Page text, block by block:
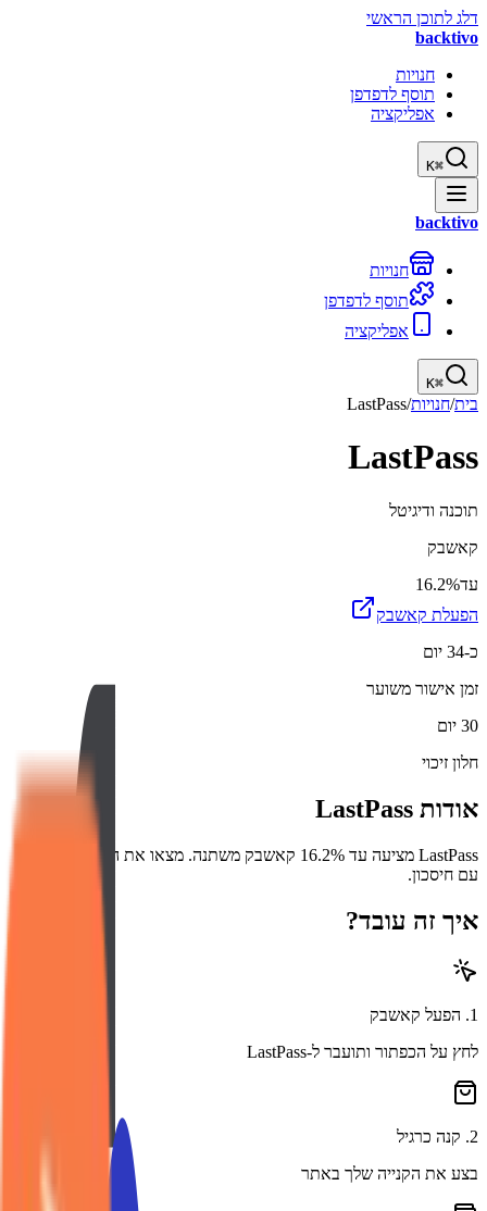
דלג לתוכן הראשי
backtivo
חנויות
תוסף לדפדפן
אפליקציה
⌘
K
backtivo
חנויות
תוסף לדפדפן
אפליקציה
⌘
K
בית/חנויות/
LastPass
LastPass
תוכנה ודיגיטל
קאשבק
עד16.2%
הפעלת קאשבק
כ-34 יום
זמן אישור משוער
30 יום
חלון זיכוי
אודות LastPass
LastPass מציעה עד 16.2% קאשבק משתנה. מצאו את המוצר המושלם
עם חיסכון.
איך זה עובד?
1
. הפעל קאשבק
לחץ על הכפתור ותועבר ל-LastPass
2
. קנה כרגיל
בצע את הקנייה שלך באתר